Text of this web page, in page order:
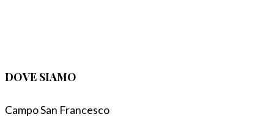
DOVE SIAMO
Campo San Francesco